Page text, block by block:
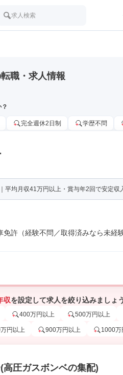
求人検索
職・求人情報
完全週休2日制 学歴不問
平均月収41万円以上・賞与年2回で安定収
免許（経験不問／取得済みなら未経
収を設定して求人を絞り込みましょ
400万円以上 500万円以上
円以上 900万円以上 1000万
圧ガスボンベの集配)